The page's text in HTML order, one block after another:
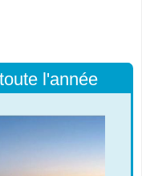
l'année